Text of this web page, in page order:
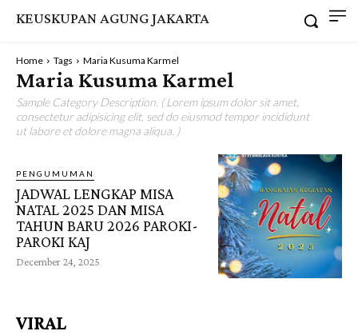
KEUSKUPAN AGUNG JAKARTA
Home Tags Maria Kusuma Karmel
Maria Kusuma Karmel
Sample Category Description. ( Lorem ipsum dolor sit amet,
consectetur adipisicing elit, sed do eiusmod tempor incididunt
ut labore et dolore magna aliqua. )
PENGUMUMAN
JADWAL LENGKAP MISA
NATAL 2025 DAN MISA
TAHUN BARU 2026 PAROKI-
PAROKI KAJ
December 24, 2025
VIRAL